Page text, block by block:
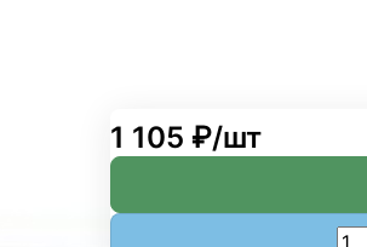
1 105 ₽/шт